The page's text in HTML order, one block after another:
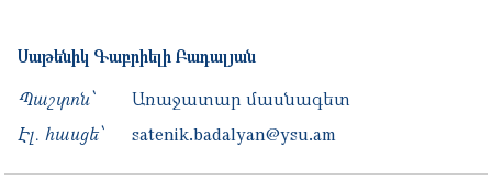
Սաթենիկ Գաբրիելի Բադալյան
Պաշտոն՝
Առաջատար մասնագետ
Էլ. հասցե՝
satenik.badalyan@ysu.am